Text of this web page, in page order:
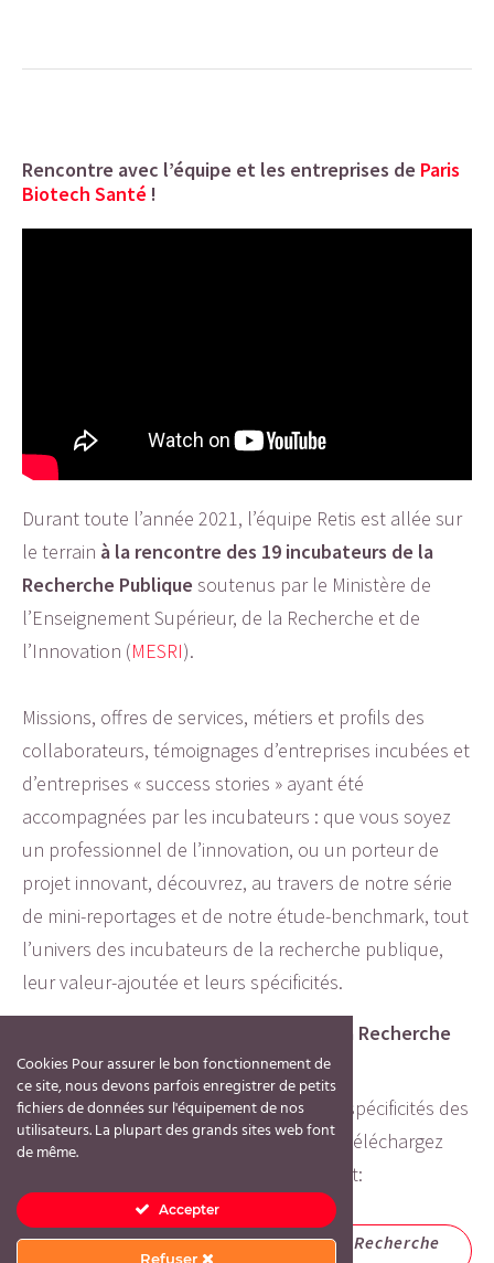
Rencontre avec l’équipe et les entreprises de Paris
Biotech Santé !
Durant toute l’année 2021, l’équipe Retis est allée sur
le terrain à la rencontre des 19 incubateurs de la
Recherche Publique soutenus par le Ministère de
l’Enseignement Supérieur, de la Recherche et de
l’Innovation (MESRI).
Missions, offres de services, métiers et profils des
collaborateurs, témoignages d’entreprises incubées et
d’entreprises « success stories » ayant été
accompagnées par les incubateurs : que vous soyez
un professionnel de l’innovation, ou un porteur de
projet innovant, découvrez, au travers de notre série
de mini-reportages et de notre étude-benchmark, tout
l’univers des incubateurs de la recherche publique,
leur valeur-ajoutée et leurs spécificités.
L’étude Benchmark « Incubateurs de la Recherche
Publique »
Pour découvrir l’univers, les services et spécificités des
Incubateurs de la Recherche Publique, téléchargez
notre étude-benchmark 2021 sur le sujet:
Etude Benchmark Incubateurs de la Recherche
Cookies Pour assurer le bon fonctionnement de
ce site, nous devons parfois enregistrer de petits
fichiers de données sur l'équipement de nos
utilisateurs. La plupart des grands sites web font
de même.
Accepter
Refuser